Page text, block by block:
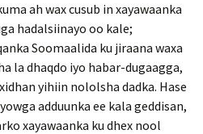
ah wax cusub in xayawaanka
hadalsiinayo oo kale;
Soomaalida ku jiraana waxa
la dhaqdo iyo habar-dugaagga,
yihiin nololsha dadka. Hase
adduunka ee kala geddisan,
xayawaanka ku dhex nool